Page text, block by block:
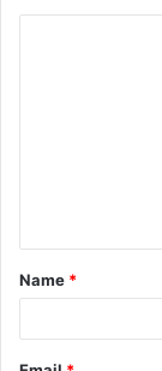
t
*
Name *